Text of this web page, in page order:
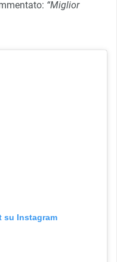
“Miglior
su Instagram